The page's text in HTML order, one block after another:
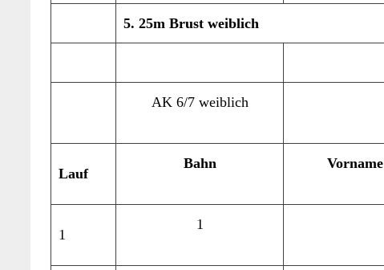
5. 25m Brust weiblich
AK 6/7 weiblich
Lauf
Bahn Vorname
1
1